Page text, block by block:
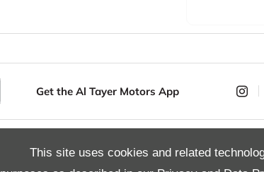
This site uses cookies and related
Get the Al Tayer Motors App
Copyright © 2026 Al Tayer Motors